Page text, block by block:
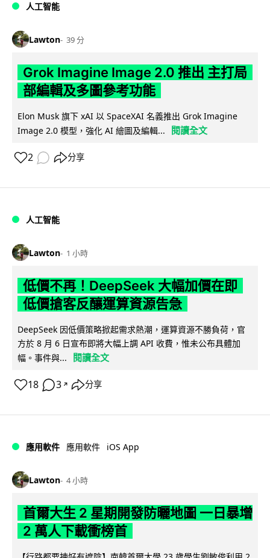
人工智能
Lawton 39 分
Grok Imagine Image 2.0 推出 主打局
部編輯及多圖參考功能
Elon Musk 旗下 xAI 以 SpaceXAI 名義推出 Grok Imagine
Image 2.0 模型，強化 AI 繪圖及編輯...
閱讀全文
2 分享
人工智能
Lawton 1 小時
低價不再！DeepSeek 大幅加價在即
低價搶客反釀運算資源告急
DeepSeek 因低價策略掀起需求熱潮，運算資源不勝負荷，官
方於 8 月 6 日宣布即將大幅上調 API 收費，惟未公布具體加
幅。事件與...
閱讀全文
18 3 ↗ 分享
應用軟件 應用軟件 iOS App
Lawton 4 小時
首爾大生 2 星期開發防曬地圖 一日暴增
2 萬人下載衝榜首